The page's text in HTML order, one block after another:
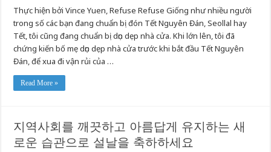
Tết
Nguyên
Đán
Những
Thói
Quen
Đẹp
Thực hiện bởi Vince Yuen, Refuse Refuse Giống như nhiều người
trong số các bạn đang chuẩn bị đón Tết Nguyên Đán, Seollal hay
Tết, tôi cũng đang chuẩn bị dọn dẹp nhà cửa. Khi lớn lên, tôi đã
chứng kiến ​​bố mẹ dọn dẹp nhà cửa trước khi bắt đầu Tết Nguyên
Đán, để xua đi vận rủi của …
Read More »
지역사회를 깨끗하고 아름답게 유지하는 새
로운 습관으로 설날을 축하하세요